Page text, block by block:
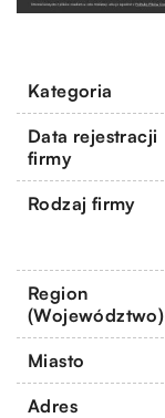
Kategoria
Data rejestracji
firmy
Rodzaj firmy
Region
(Województwo)
Miasto
Adres